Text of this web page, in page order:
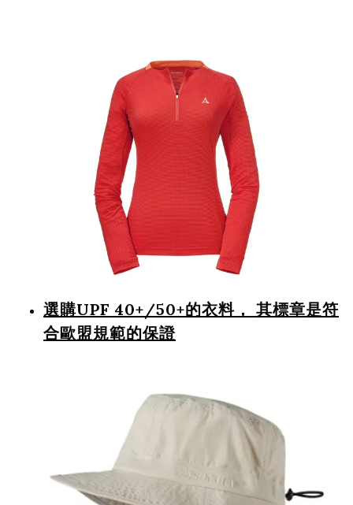
選購UPF 40+/50+的衣料， 其標章是符
合歐盟規範的保證